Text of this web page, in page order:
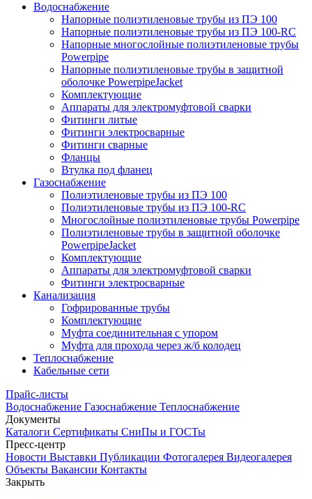
Водоснабжение
Напорные полиэтиленовые трубы из ПЭ 100
Напорные полиэтиленовые трубы из ПЭ 100-RC
Напорные многослойные полиэтиленовые трубы
Powerpipe
Напорные полиэтиленовые трубы в защитной
оболочке PowerpipeJacket
Комплектующие
Аппараты для электромуфтовой сварки
Фитинги литые
Фитинги электросварные
Фитинги сварные
Фланцы
Втулка под фланец
Газоснабжение
Полиэтиленовые трубы из ПЭ 100
Полиэтиленовые трубы из ПЭ 100-RC
Многослойные полиэтиленовые трубы Powerpipe
Полиэтиленовые трубы в защитной оболочке
PowerpipeJacket
Комплектующие
Аппараты для электромуфтовой сварки
Фитинги электросварные
Канализация
Гофрированные трубы
Комплектующие
Муфта соединительная с упором
Муфта для прохода через ж/б колодец
Теплоснабжение
Кабельные сети
Прайс-листы
Водоснабжение Газоснабжение Теплоснабжение
Документы
Каталоги Сертификаты СниПы и ГОСТы
Пресс-центр
Новости Выставки Публикации Фотогалерея Видеогалерея
Объекты Вакансии Контакты
Закрыть